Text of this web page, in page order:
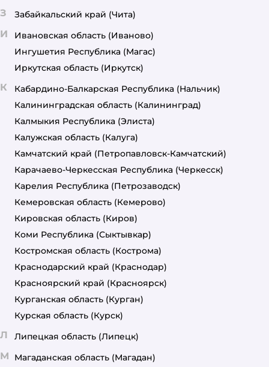
З Забайкальский край (Чита)
И Ивановская область (Иваново)
Ингушетия Республика (Магас)
Иркутская область (Иркутск)
К Кабардино-Балкарская Республика (Нальчик)
Калининградская область (Калининград)
Калмыкия Республика (Элиста)
Калужская область (Калуга)
Камчатский край (Петропавловск-Камчатский)
Карачаево-Черкесская Республика (Черкесск)
Карелия Республика (Петрозаводск)
Кемеровская область (Кемерово)
Кировская область (Киров)
Коми Республика (Сыктывкар)
Костромская область (Кострома)
Краснодарский край (Краснодар)
Красноярский край (Красноярск)
Курганская область (Курган)
Курская область (Курск)
Л Липецкая область (Липецк)
М Магаданская область (Магадан)